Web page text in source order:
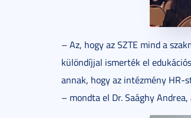
– Az, hogy az SZTE mind a
különdíjjal ismerték el
annak, hogy az intézmény
– mondta el Dr. Saághy